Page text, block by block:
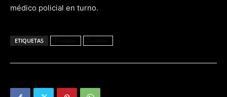
médico policial en turno.
ETIQUETAS